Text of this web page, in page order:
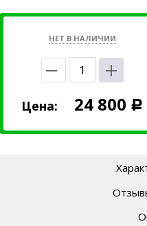
НЕТ В НАЛИЧИИ
Цена: 24 800 Р